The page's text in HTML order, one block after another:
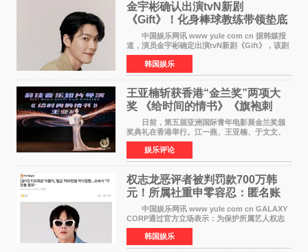
金宇彬确认出演tvN新剧
《Gift》！化身棒球教练带领垫底
球队逆袭
中国娱乐网讯 www yule com cn 据韩媒报
道，演员金宇彬确定出演tvN新剧《Gift》，该剧
预计将于下半年播出，引发观众高度期待。
本剧改编自同名网络漫画，讲述一位经历意外事
故后获得特殊
韩国娱乐
王亚楠斩获香港“金兰奖”两项大
奖 《给时间的情书》《旗袍刺
客》双双获肯定
日前，第五届亚洲国际青年电影展金兰奖颁
奖典礼在香港举行。江一燕、王亚楠、于文文、
李东学等知名演员出席活动。著名演员、导演王
亚楠凭借音乐故事片《给时间的情书》和院线电
影《旗袍刺客》
娱乐评论
权志龙恶评者被判罚款700万韩
元！所属社重申零容忍：匿名账
号也难逃刑责
中国娱乐网讯 www yule com cn GALAXY
CORP通过官方立场表示：为保护所属艺人权志
龙的名誉和权益，将持续对网络上发生的名誉损
害、散布虚假事实、侮辱、恶意诽谤等行为采取
法律应对措施。
韩国娱乐